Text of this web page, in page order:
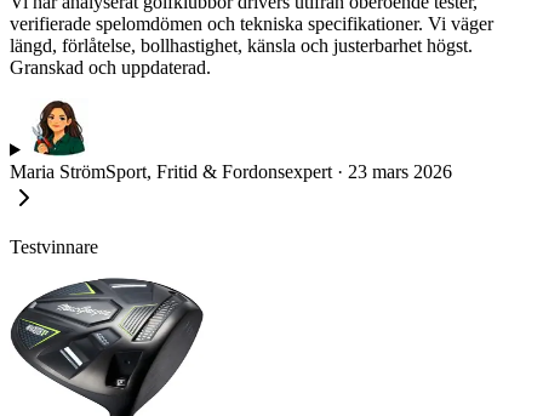
verifierade spelomdömen och tekniska specifikationer. Vi väger
längd, förlåtelse, bollhastighet, känsla och justerbarhet högst.
Granskad och uppdaterad.
Maria StrömSport, Fritid & Fordonsexpert · 23 mars 2026
Testvinnare